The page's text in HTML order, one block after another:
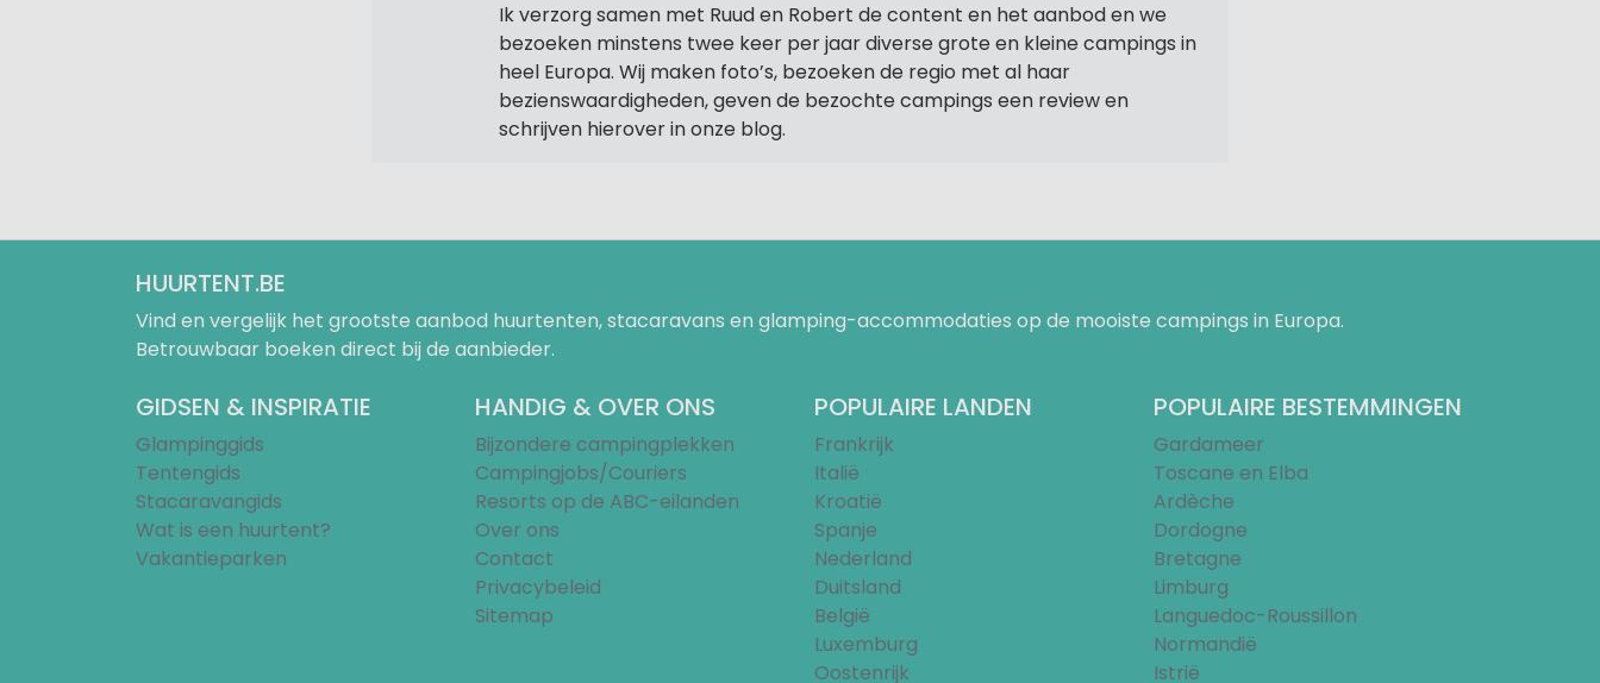
Ik verzorg samen met Ruud en Robert de content en het aanbod en we
bezoeken minstens twee keer per jaar diverse grote en kleine campings in
heel Europa. Wij maken foto’s, bezoeken de regio met al haar
bezienswaardigheden, geven de bezochte campings een review en
schrijven hierover in onze blog.
HUURTENT.BE
Vind en vergelijk het grootste aanbod huurtenten, stacaravans en glamping-accommodaties op de mooiste campings in Europa.
Betrouwbaar boeken direct bij de aanbieder.
GIDSEN & INSPIRATIE
Glampinggids
Tentengids
Stacaravangids
Wat is een huurtent?
Vakantieparken
HANDIG & OVER ONS
Bijzondere campingplekken
Campingjobs/Couriers
Resorts op de ABC-eilanden
Over ons
Contact
Privacybeleid
Sitemap
POPULAIRE LANDEN
Frankrijk
Italië
Kroatië
Spanje
Nederland
Duitsland
België
Luxemburg
Oostenrijk
POPULAIRE BESTEMMINGEN
Gardameer
Toscane en Elba
Ardèche
Dordogne
Bretagne
Limburg
Languedoc-Roussillon
Normandië
Istrië